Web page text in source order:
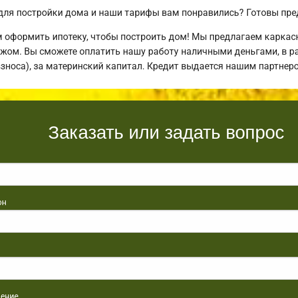
постройки дома и наши тарифы вам понравились? Готовы
ипотеку, чтобы построить дом! Мы предлагаем
Вы сможете оплатить нашу работу наличными деньгами, в
за материнский капитал. Кредит выдается нашим
Заказать или задать вопрос